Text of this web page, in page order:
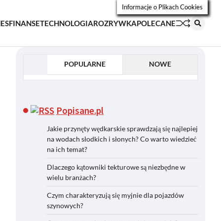
FINANSETECHNOLOGIAROZRYWKAPOLECANE
POPULARNE NOWE
Popisane.pl
Jakie przynęty wędkarskie sprawdzają się najlepiej
na wodach słodkich i słonych? Co warto wiedzieć
na ich temat?
Dlaczego kątowniki tekturowe są niezbędne w
wielu branżach?
Czym charakteryzują się myjnie dla pojazdów
szynowych?
Informacje o Plikach Cookies